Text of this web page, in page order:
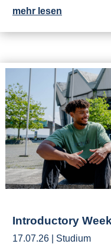
mehr lesen
Introductory
17.07.26
Studium